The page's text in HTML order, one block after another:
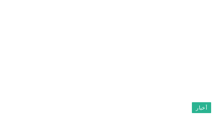
أخبار